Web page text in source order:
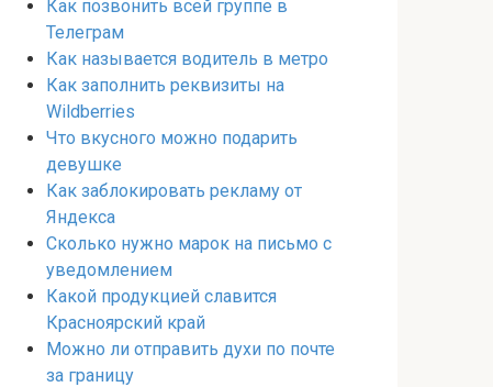
Как позвонить всей группе в
Телеграм
Как называется водитель в метро
Как заполнить реквизиты на
Wildberries
Что вкусного можно подарить
девушке
Как заблокировать рекламу от
Яндекса
Сколько нужно марок на письмо с
уведомлением
Какой продукцией славится
Красноярский край
Можно ли отправить духи по почте
за границу